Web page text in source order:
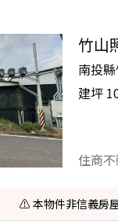
竹山
南投
建坪
住商
⚠️ 本物件非信義房